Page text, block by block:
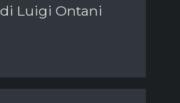
Luigi Ontani